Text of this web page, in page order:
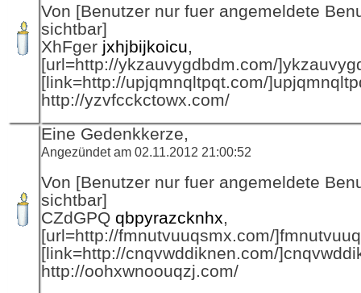
Von [Benutzer nur fuer angemeldete
sichtbar]
XhFger jxhjbijkoicu,
[url=http://ykzauvygdbdm.com/
[link=http://upjqmnqltpqt.com/
http://yzvfcckctowx.com/
Eine Gedenkkerze,
Angezündet am 02.11.2012 21:00:52
Von [Benutzer nur fuer angemeldete
sichtbar]
CZdGPQ qbpyrazcknhx,
[url=http://fmnutvuuqsmx.com/
[link=http://cnqvwddiknen.com/
http://oohxwnoouqzj.com/